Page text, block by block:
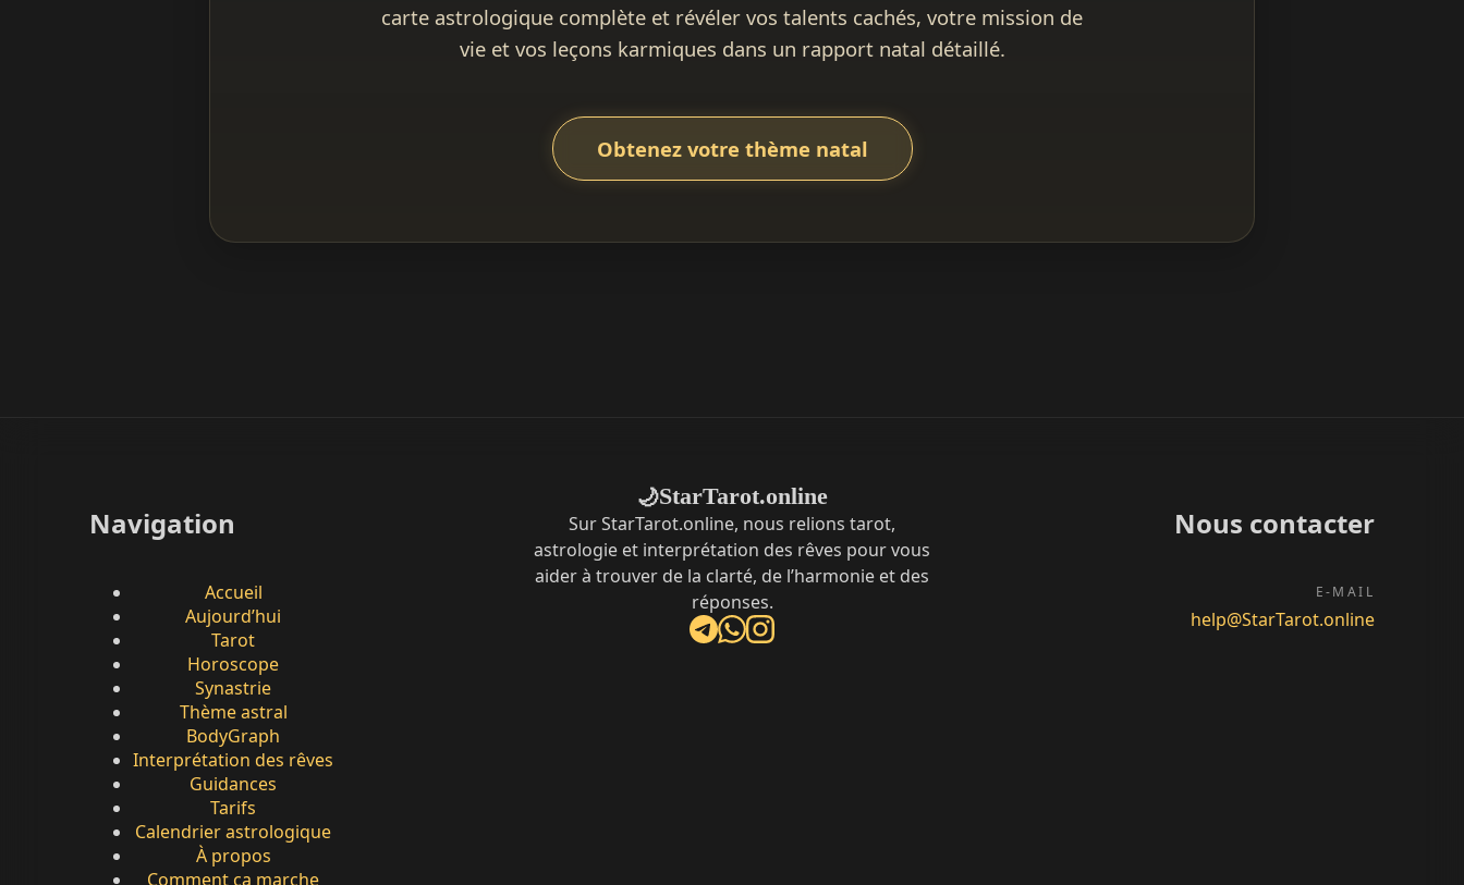
carte astrologique complète et révéler vos talents cachés, votre mission de
vie et vos leçons karmiques dans un rapport natal détaillé.
Obtenez votre thème natal
Navigation
Accueil
Aujourd’hui
Tarot
Horoscope
Synastrie
Thème astral
BodyGraph
Interprétation des rêves
Guidances
Tarifs
Calendrier astrologique
À propos
Comment ça marche
🌙StarTarot.online
Sur StarTarot.online, nous relions tarot,
astrologie et interprétation des rêves pour vous
aider à trouver de la clarté, de l’harmonie et des
réponses.
Nous contacter
E-MAIL
help@StarTarot.online